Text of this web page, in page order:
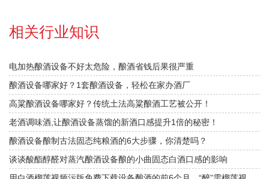
相关行业知识
电加热酿酒设备不好太危险，酿酒省钱后果很严重
酿酒设备哪家好？1套酿酒设备，轻松在家办酒厂
高粱酿酒设备哪家好？传统土法高粱酿酒工艺被公开！
老酒调味酒,让酿酒设备蒸馏的新酒口感提升1倍的秘密！
酿酒设备酿制古法固态纯粮酒的6大步骤，你清楚吗？
谈谈酸酯醇醛对蒸汽酿酒设备酿的小曲固态白酒口感的影响